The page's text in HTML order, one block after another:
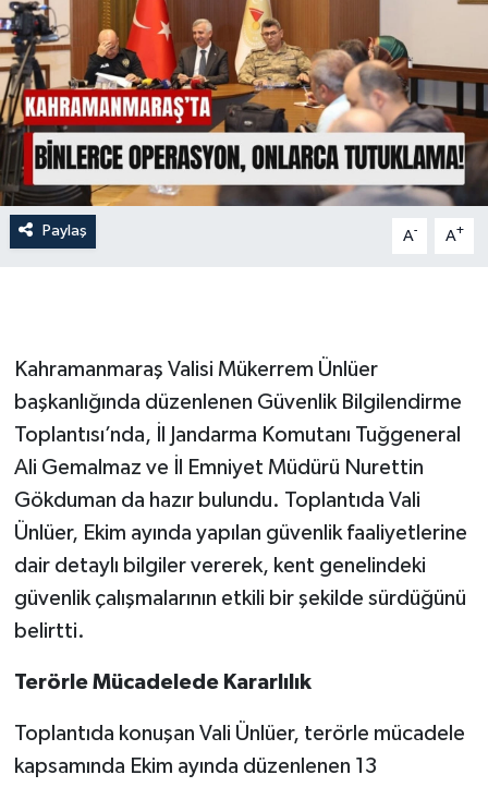
Paylaş A- A+
Kahramanmaraş Valisi Mükerrem Ünlüer
başkanlığında düzenlenen Güvenlik Bilgilendirme
Toplantısı’nda, İl Jandarma Komutanı Tuğgeneral
Ali Gemalmaz ve İl Emniyet Müdürü Nurettin
Gökduman da hazır bulundu. Toplantıda Vali
Ünlüer, Ekim ayında yapılan güvenlik faaliyetlerine
dair detaylı bilgiler vererek, kent genelindeki
güvenlik çalışmalarının etkili bir şekilde sürdüğünü
belirtti.
Terörle Mücadelede Kararlılık
Toplantıda konuşan Vali Ünlüer, terörle mücadele
kapsamında Ekim ayında düzenlenen 13
İLÇE HABERLERİ
KÜLTÜR-SANAT
KSÜ
DÜNYA
ROPORTAJ
YEREL YÖNETİM
MEDYA
SEÇİM 2011
ÜÇÜNCÜ SAYFA
BİLİMNET
Yemek
SİVİL TOPLUM